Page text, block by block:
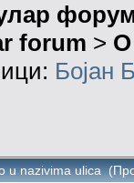
forum > О
Бојан
u nazivima ulica